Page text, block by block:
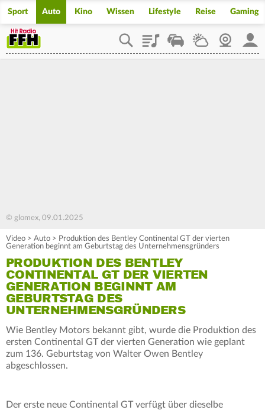
Sport Auto Kino Wissen Lifestyle Reise Gaming
PlaylistStaupilotWetterWebcam
© glomex, 09.01.2025
Video > Auto > Produktion des Bentley Continental GT der vierten
Generation beginnt am Geburtstag des Unternehmensgründers
PRODUKTION DES BENTLEY
CONTINENTAL GT DER VIERTEN
GENERATION BEGINNT AM
GEBURTSTAG DES
UNTERNEHMENSGRÜNDERS
Wie Bentley Motors bekannt gibt, wurde die Produktion des
ersten Continental GT der vierten Generation wie geplant
zum 136. Geburtstag von Walter Owen Bentley
abgeschlossen.
Der erste neue Continental GT verfügt über dieselbe